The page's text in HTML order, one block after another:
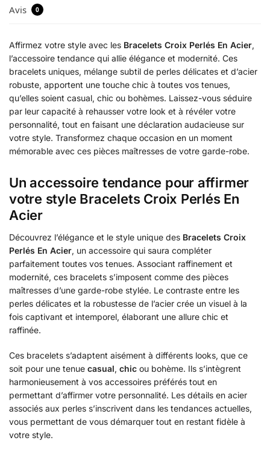
Avis 0
Affirmez votre style avec les Bracelets Croix Perlés En Acier,
l’accessoire tendance qui allie élégance et modernité. Ces
bracelets uniques, mélange subtil de perles délicates et d’acier
robuste, apportent une touche chic à toutes vos tenues,
qu’elles soient casual, chic ou bohèmes. Laissez-vous séduire
par leur capacité à rehausser votre look et à révéler votre
personnalité, tout en faisant une déclaration audacieuse sur
votre style. Transformez chaque occasion en un moment
mémorable avec ces pièces maîtresses de votre garde-robe.
Un accessoire tendance pour affirmer
votre style Bracelets Croix Perlés En
Acier
Découvrez l’élégance et le style unique des Bracelets Croix
Perlés En Acier, un accessoire qui saura compléter
parfaitement toutes vos tenues. Associant raffinement et
modernité, ces bracelets s’imposent comme des pièces
maîtresses d’une garde-robe stylée. Le contraste entre les
perles délicates et la robustesse de l’acier crée un visuel à la
fois captivant et intemporel, élaborant une allure chic et
raffinée.
Ces bracelets s’adaptent aisément à différents looks, que ce
soit pour une tenue casual, chic ou bohème. Ils s’intègrent
harmonieusement à vos accessoires préférés tout en
permettant d’affirmer votre personnalité. Les détails en acier
associés aux perles s’inscrivent dans les tendances actuelles,
vous permettant de vous démarquer tout en restant fidèle à
votre style.